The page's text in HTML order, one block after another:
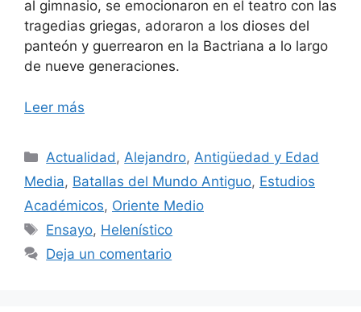
al gimnasio, se emocionaron en el teatro con las
tragedias griegas, adoraron a los dioses del
panteón y guerrearon en la Bactriana a lo largo
de nueve generaciones.
Leer más
Categorías
Actualidad , Alejandro, Antigüedad y Edad
Media, Batallas del Mundo Antiguo, Estudios
Académicos, Oriente Medio
Etiquetas
Ensayo, Helenístico
Deja un comentario